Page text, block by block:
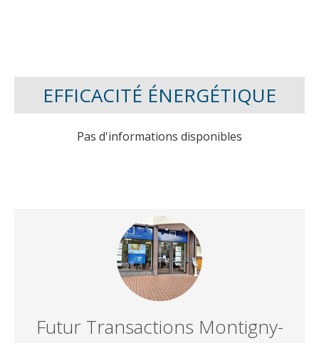
EFFICACITÉ ÉNERGÉTIQUE
Pas d'informations disponibles
Futur Transactions Montigny-